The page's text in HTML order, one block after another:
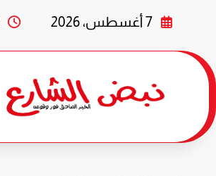
7 أغسطس، 2026